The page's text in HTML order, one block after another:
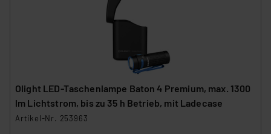
Olight LED-Taschenlampe Baton 4 Premium, max. 1300
lm Lichtstrom, bis zu 35 h Betrieb, mit Ladecase
Artikel-Nr. 253963